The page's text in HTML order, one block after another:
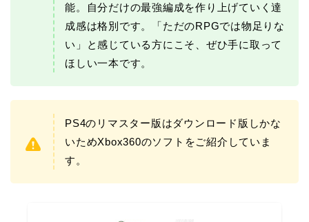
能。自分だけの最強編成を作り上げていく達
成感は格別です。「ただのRPGでは物足りな
い」と感じている方にこそ、ぜひ手に取って
ほしい一本です。
PS4のリマスター版はダウンロード版しかな
いためXbox360のソフトをご紹介していま
す。